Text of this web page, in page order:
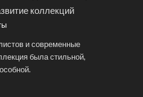
коллекций
и современные
была стильной,